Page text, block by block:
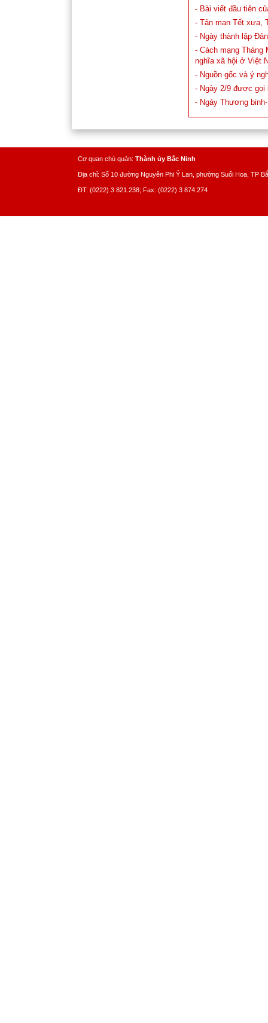
- Bài viết đầu tiên
- Tản mạn Tết xưa,
- Ngày thành lập
- Cách mạng
nghĩa xã hội ở Việt
- Nguồn gốc và ý
- Ngày 2/9 được gọi
- Ngày Thương
Cơ quan chủ quản: Thành ủy Bắc Ninh
Địa chỉ: Số 10 đường Nguyên Phi Ỷ Lan, phường Suối Hoa, TP
ĐT: (0222) 3 821.238; Fax: (0222) 3 874.274